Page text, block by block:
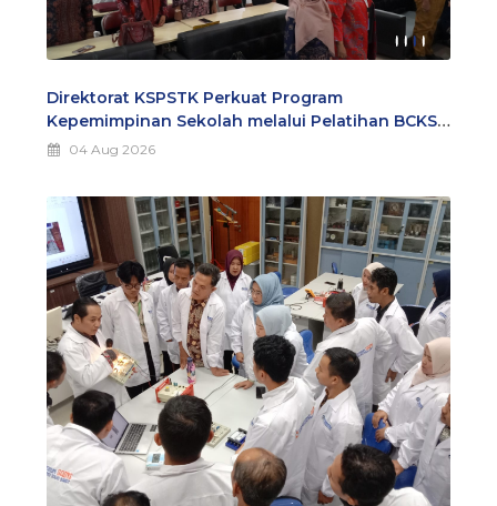
Direktorat KSPSTK Perkuat Program
Kepemimpinan Sekolah melalui Pelatihan BCKS
di Jambi
04 Aug 2026